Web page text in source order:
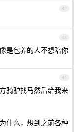
42
43
是包养的人不想陪你
44
骑驴找马然后给我来
什么，想到之前各种